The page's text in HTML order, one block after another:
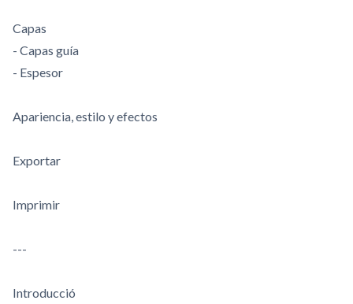
Capas
- Capas guía
- Espesor
Apariencia, estilo y efectos
Exportar
Imprimir
---
Introducció